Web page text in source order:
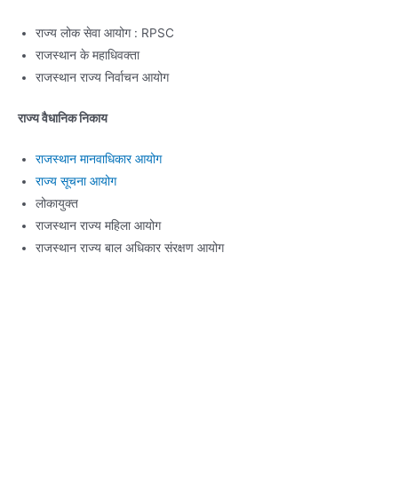
राज्य लोक सेवा आयोग : RPSC
राजस्थान के महाधिवक्ता
राजस्थान राज्य निर्वाचन आयोग
राज्य वैधानिक निकाय
राजस्थान मानवाधिकार आयोग
राज्य सूचना आयोग
लोकायुक्त
राजस्थान राज्य महिला आयोग
राजस्थान राज्य बाल अधिकार संरक्षण आयोग